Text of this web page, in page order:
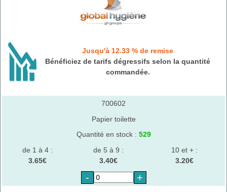
Jusqu'à 12.33 % de remise
Bénéficiez de tarifs dégressifs selon la quantité
commandée.
700602
Papier toilette
Quantité en stock : 529
de 1 à 4 :
3.65€
de 5 à 9 :
3.40€
10 et + :
3.20€
- +